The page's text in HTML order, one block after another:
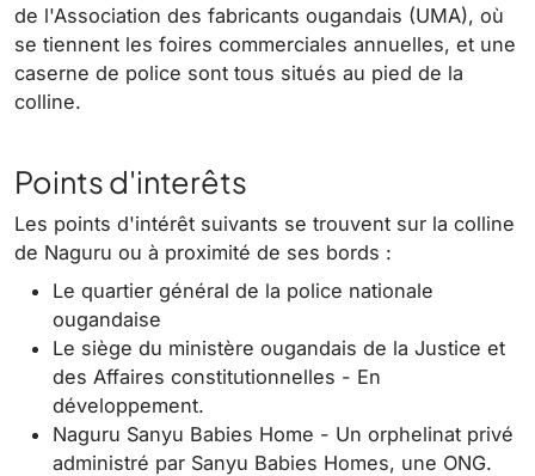
de l'Association des fabricants ougandais (UMA), où
se tiennent les foires commerciales annuelles, et une
caserne de police sont tous situés au pied de la
colline.
Points d'interêts
Les points d'intérêt suivants se trouvent sur la colline
de Naguru ou à proximité de ses bords :
Le quartier général de la police nationale
ougandaise
Le siège du ministère ougandais de la Justice et
des Affaires constitutionnelles - En
développement.
Naguru Sanyu Babies Home - Un orphelinat privé
administré par Sanyu Babies Homes, une ONG.